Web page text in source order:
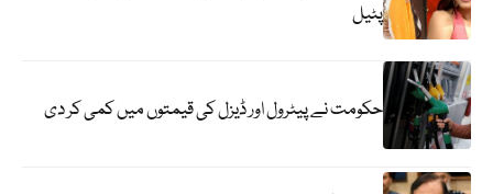
پٹیل
حکومت نے پیٹرول اور ڈیزل کی قیمتوں میں کمی کر دی